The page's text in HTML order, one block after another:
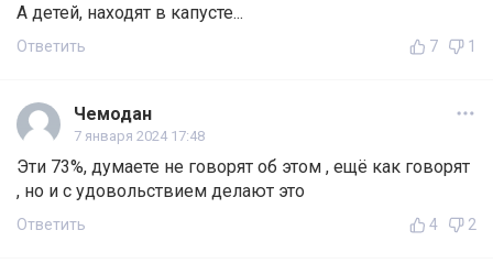
А детей, находят в капусте...
Ответить 7 1
Чемодан
7 января 2024 17:48
Эти 73%, думаете не говорят об этом , ещё как говорят
, но и с удовольствием делают это
Ответить 4 2